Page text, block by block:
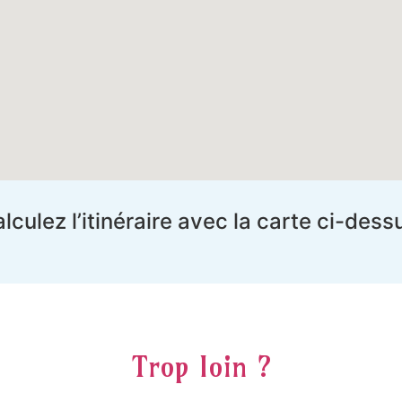
l’itinéraire avec la carte ci-
Trop loin ?